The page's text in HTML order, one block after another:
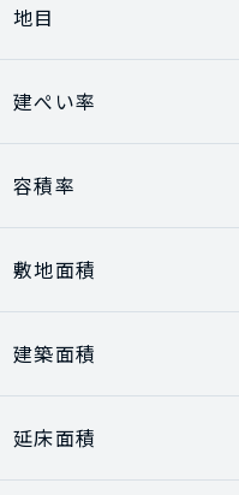
地目
建ぺい率
容積率
敷地面積
建築面積
延床面積